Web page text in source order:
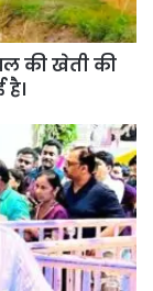
की खेती की